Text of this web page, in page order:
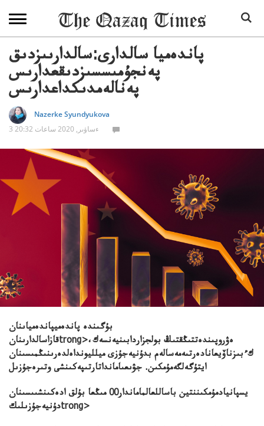
پاندەميا سالدارى:سالدارىىزدىق
پەنجۇمىسسىزدىقعدارىس
پەنالەمدىكداعدارىس
Nazerke Syundyukova
3 ءساۋىر, 2020 ساعات 20:32
بۇگىندە پاندەميپاندەمياىنان
قازاسالدارىنانtrong>ەۋروپىندەتتىڭقتىڭ بولجزاردابىنيەنسەك،
كءبىزناۆيعانادەرتىەمەسالەم بدۇنيەجۇزى ميلليونداەلدەرىنىڭمىسىنان
ايتۇگەلگەمۇمكىن. جۋىعىامانداتارتىپەكىنشى وتىرەجۇزىل
يسپانيادمۇمكىننتين باساللعالماماندار00 مىڭعا بۇلق ادەكىنشىىسىنان
دۇنيەجۇزىلىكtrong>